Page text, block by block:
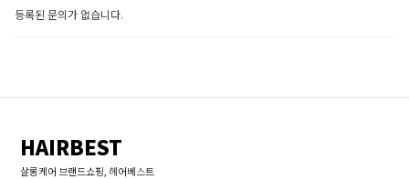
등록된 문의가 없습니다.
HAIRBEST
살롱케어 브랜드쇼핑, 헤어베스트